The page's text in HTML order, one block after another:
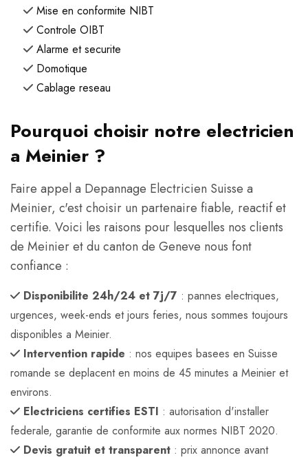
Mise en conformite NIBT
Controle OIBT
Alarme et securite
Domotique
Cablage reseau
Pourquoi choisir notre electricien
a Meinier ?
Faire appel a Depannage Electricien Suisse a
Meinier, c'est choisir un partenaire fiable, reactif et
certifie. Voici les raisons pour lesquelles nos clients
de Meinier et du canton de Geneve nous font
confiance :
Disponibilite 24h/24 et 7j/7 : pannes electriques,
urgences, week-ends et jours feries, nous sommes toujours
disponibles a Meinier.
Intervention rapide : nos equipes basees en Suisse
romande se deplacent en moins de 45 minutes a Meinier et
environs.
Electriciens certifies ESTI : autorisation d'installer
federale, garantie de conformite aux normes NIBT 2020.
Devis gratuit et transparent : prix annonce avant